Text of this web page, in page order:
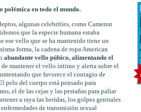
polémica en todo el mundo.
algunas celebrities, como Cameron
que la especie humana estaba
ese vello que se ha mantenido tiene un
forma, la cadena de ropa American
abundante vello púbico, alimentando el
mantener el vello íntimo y alerta sobre el
que favorece el contagio de
pelo del cuerpo está pensado para
el de las cejas y las pestañas para paliar
a raya las heridas, los golpes genitales
de transmisión sexual